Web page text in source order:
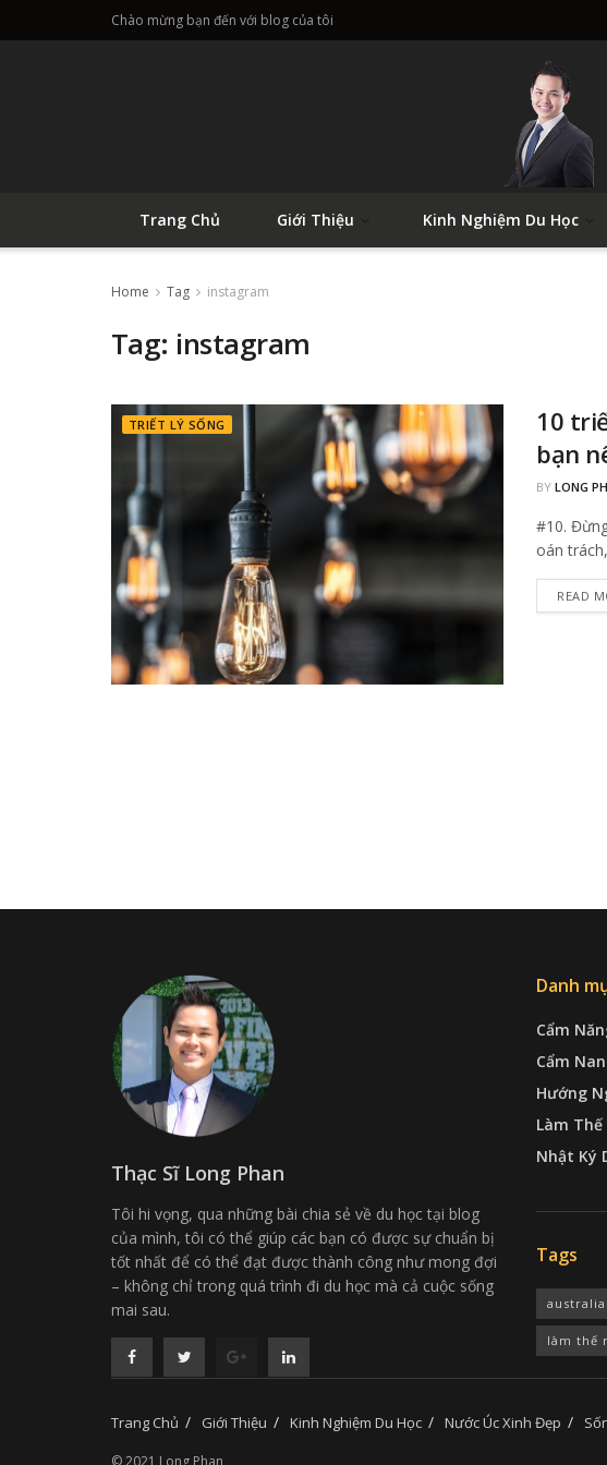
Chào mừng bạn đến với blog của tôi
Trang Chủ Giới Thiệu Kinh Nghiệm Du Học
Home Tag instagram
Tag: instagram
TRIẾT LÝ SỐNG
10
bạn
BY LONG
#10.
oán
READ
Thạc Sĩ Long Phan
Tôi hi vọng, qua những bài chia sẻ về du học tại blog
của mình, tôi có thể giúp các bạn có được sự chuẩn bị
tốt nhất để có thể đạt được thành công như mong đợi
– không chỉ trong quá trình đi du học mà cả cuộc sống
mai sau.
Danh
Cẩm
Cẩm
Hướng
Làm
Nhật Ký
Tags
australia
làm thế
Trang Chủ Giới Thiệu Kinh Nghiệm Du Học Nước Úc Xinh Đẹp
© 2021 Long Phan